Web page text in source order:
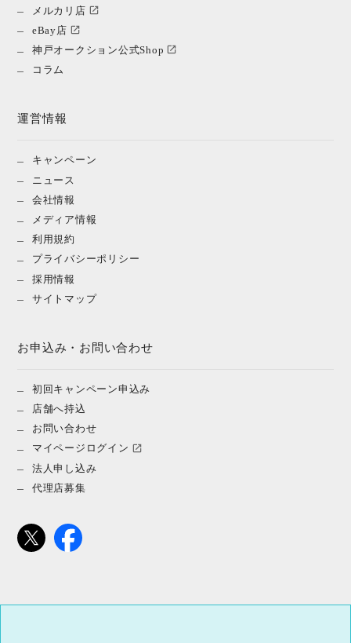
メルカリ店
eBay店
神戸オークション公式Shop
コラム
運営情報
キャンペーン
ニュース
会社情報
メディア情報
利用規約
プライバシーポリシー
採用情報
サイトマップ
お申込み・お問い合わせ
初回キャンペーン申込み
店舗へ持込
お問い合わせ
マイページログイン
法人申し込み
代理店募集